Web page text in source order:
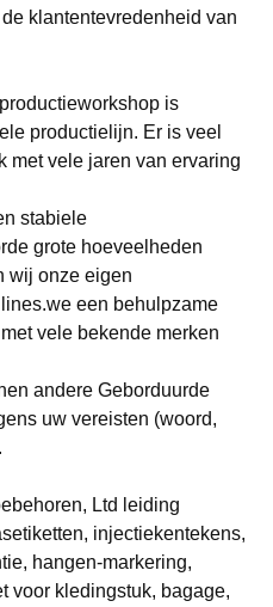
klantentevredenheid van
is
productielijn. Er is veel
met vele jaren van ervaring
stabiele
grote hoeveelheden
wij onze eigen
een behulpzame
vele bekende merken
andere Geborduurde
uw vereisten (woord,
Ltd leiding
injectiekentekens,
hangen-markering,
voor kledingstuk, bagage,